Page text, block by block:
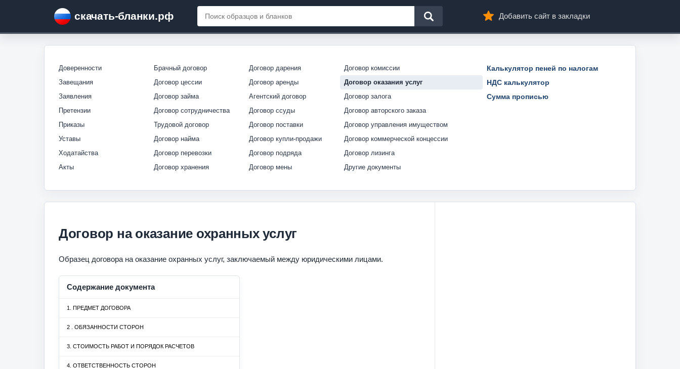
скачать-бланки.рф Добавить сайт в закладки
Доверенности
Завещания
Заявления
Претензии
Приказы
Уставы
Ходатайства
Акты
Брачный договор
Договор цессии
Договор займа
Договор сотрудничества
Трудовой договор
Договор найма
Договор перевозки
Договор хранения
Договор дарения
Договор аренды
Агентский договор
Договор ссуды
Договор поставки
Договор купли-продажи
Договор подряда
Договор мены
Договор комиссии
Договор оказания услуг
Договор залога
Договор авторского заказа
Договор управления имуществом
Договор коммерческой концессии
Договор лизинга
Другие документы
Калькулятор пеней по налогам
НДС калькулятор
Сумма прописью
Договор на оказание охранных услуг
Образец договора на оказание охранных услуг, заключаемый между юридическими лицами.
Содержание документа
1. ПРЕДМЕТ ДОГОВОРА
2 . ОБЯЗАННОСТИ СТОРОН
3. СТОИМОСТЬ РАБОТ И ПОРЯДОК РАСЧЕТОВ
4. ОТВЕТСТВЕННОСТЬ СТОРОН